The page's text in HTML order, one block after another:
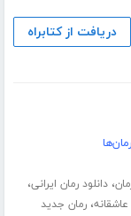
دریافت از کتابراه
،دانلود رمان ایرانی،
عاشقانه،رمان جدید